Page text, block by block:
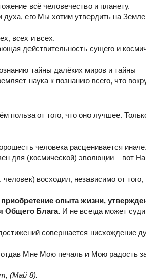
всё человечество и планету.
его Мы хотим утвердить на
всех и всех.
действительность сущего и
тайны далёких миров и тайны
наука к познанию всего, что
польза от того, что оно лучшее.
человека расценивается иначе.
для (космической) эволюции – вот
восходил, независимо от того,
опыта жизни,
Общего Блага. И не всегда может
совершается нисхождение
отдав Мне Мою печаль и Мою радость
(Май 8).